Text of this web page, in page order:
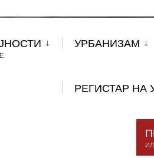
УРБАНИЗАМ
РЕГИСТАР НА